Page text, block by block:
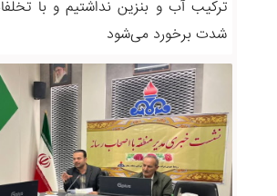
ترکیب آب و بنزین نداشتیم و با
شدت برخورد می‌شود